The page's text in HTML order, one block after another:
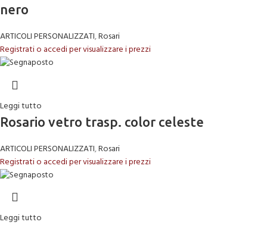
nero
ARTICOLI PERSONALIZZATI,Rosari
Registrati o accedi per visualizzare i prezzi
Leggi tutto
Rosario vetro trasp. color celeste
ARTICOLI PERSONALIZZATI,Rosari
Registrati o accedi per visualizzare i prezzi
Leggi tutto